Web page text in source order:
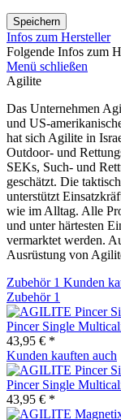
Speichern
Infos zum Hersteller
Folgende Infos zum
Menü schließen
Agilite
Das Unternehmen
und US-
hat sich Agilite in
Outdoor- und
SEKs, Such- und
geschätzt. Die
unterstützt
wie im Alltag. Alle
und unter härtesten
vermarktet werden.
Ausrüstung von
Zubehör 1 Kunden
Zubehör 1
Pincer Single
43,95 € *
Kunden kauften auch
Pincer Single
43,95 € *